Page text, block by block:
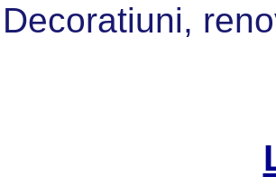
Decoratiuni,